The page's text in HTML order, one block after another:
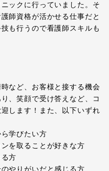
ックに行っていました。そ
師資格が活かせる仕事だと
も行うので看護師スキルも
など、お客様と接する機会
、笑顔で受け答えなど、コ
します！また、以下いずれ
学びたい方
を取ることが好きな方
方
やりがいだと感じる方